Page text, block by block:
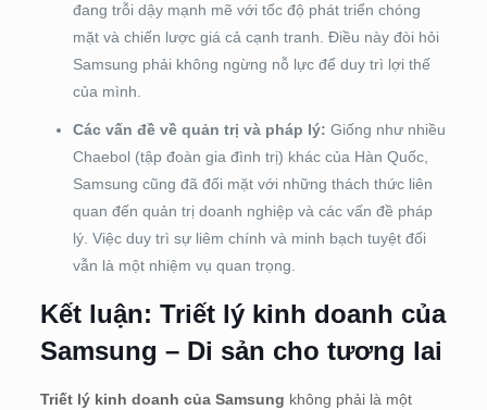
đang trỗi dậy mạnh mẽ với tốc độ phát triển chóng
mặt và chiến lược giá cả cạnh tranh. Điều này đòi hỏi
Samsung phải không ngừng nỗ lực để duy trì lợi thế
của mình.
Các vấn đề về quản trị và pháp lý: Giống như nhiều
Chaebol (tập đoàn gia đình trị) khác của Hàn Quốc,
Samsung cũng đã đối mặt với những thách thức liên
quan đến quản trị doanh nghiệp và các vấn đề pháp
lý. Việc duy trì sự liêm chính và minh bạch tuyệt đối
vẫn là một nhiệm vụ quan trọng.
Kết luận: Triết lý kinh doanh của
Samsung – Di sản cho tương lai
Triết lý kinh doanh của Samsung không phải là một